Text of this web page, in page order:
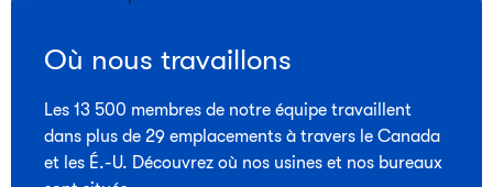
Où nous travaillons
Les 13 500 membres de notre équipe travaillent
dans plus de 29 emplacements à travers le Canada
et les É.-U. Découvrez où nos usines et nos bureaux